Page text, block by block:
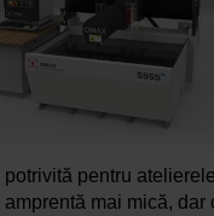
pentru
mai mică, dar